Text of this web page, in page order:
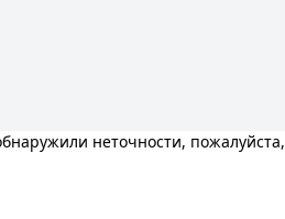
неточности, пожалуйста,